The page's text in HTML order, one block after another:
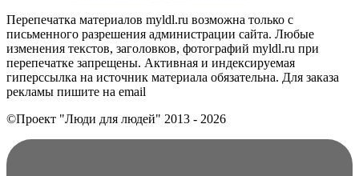
Перепечатка материалов myldl.ru возможна только с
письменного разрешения администрации сайта. Любые
изменения текстов, заголовков, фотографий myldl.ru при
перепечатке запрещены. Активная и индексируемая
гиперссылка на источник материала обязательна. Для заказа
рекламы пишите на еmail
©Проект "Люди для людей" 2013 - 2026